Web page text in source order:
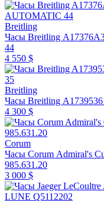
Breitling
Часы Breitling
44
4 550 $
Breitling
Часы Breitling
4 300 $
Corum
Часы Corum Admiral's
985.631.20
3 000 $